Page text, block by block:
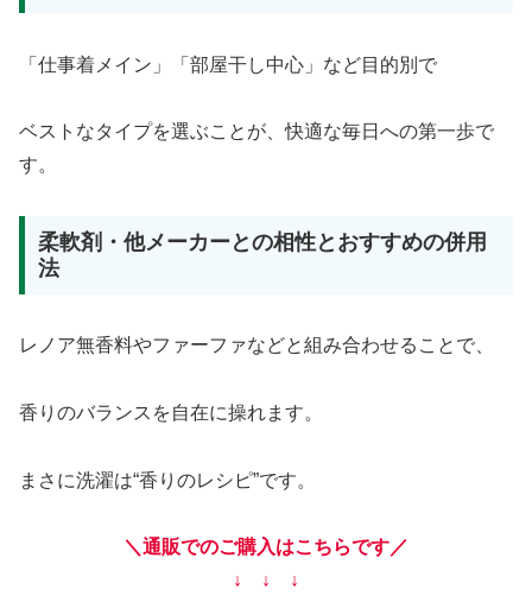
「仕事着メイン」「部屋干し中心」など目的別で
ベストなタイプを選ぶことが、快適な毎日への第一歩で
す。
柔軟剤・他メーカーとの相性とおすすめの併用
法
レノア無香料やファーファなどと組み合わせることで、
香りのバランスを自在に操れます。
まさに洗濯は“香りのレシピ”です。
＼通販でのご購入はこちらです／
↓ ↓ ↓